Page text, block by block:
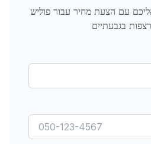
עם הצעת מחיר עבורפוליש
בגבעתיים